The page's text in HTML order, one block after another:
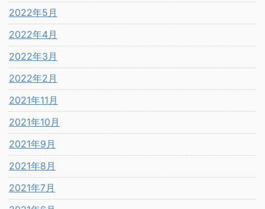
2022年5月
2022年4月
2022年3月
2022年2月
2021年11月
2021年10月
2021年9月
2021年8月
2021年7月